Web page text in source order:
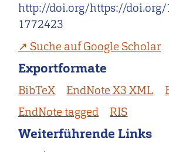
http://doi.org/https://doi.org/
1772423
Suche auf Google Scholar
Exportformate
BibTeX EndNote X3 XML
EndNote tagged
RIS
Weiterführende Links